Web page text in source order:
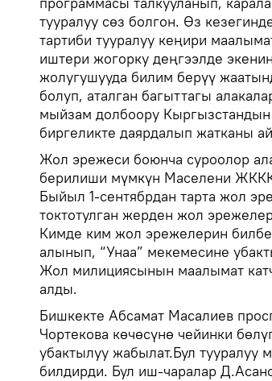
тууралуу сөз болгон. Өз
тартиби тууралуу кеңири
иштери жогорку деңгээлде
жолугушууда билим берүү
болуп, аталган багыттагы
мыйзам долбоору
биргеликте даярдалып жатканы
Жол эрежеси боюнча суроолор
берилиши мүмкүн Маселени
Быйыл 1-сентябрдан тарта жол
токтотулган жерден жол
Кимде ким жол эрежелерин
алынып, “Унаа” мекемесине
Жол милициясынын маалымат
алды.
Бишкекте Абсамат Масалиев
Чортекова көчөсүнө чейинки
убактылуу жабылат.Бул тууралуу
билдирди. Бул иш-чаралар